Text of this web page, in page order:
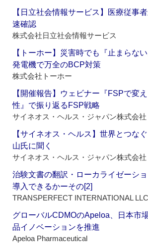
【日立社会情報サービス】医療従事
速確認
株式会社日立社会情報サービス
【トーホー】災害時でも『止まらな
発電機で万全のBCP対策
株式会社トーホー
【開催報告】ウェビナー『FSPで変
性』で振り返るFSP戦略
サイネオス・ヘルス・ジャパン株式会社
【サイネオス・ヘルス】世界とつな
山氏に聞く
サイネオス・ヘルス・ジャパン株式会社
治験文書の翻訳・ローカライゼーシ
導入できるかーその[2]
TRANSPERFECT INTERNATIONAL LLC
グローバルCDMOのApeloa、日本市
品イノベーションを推進
Apeloa Pharmaceutical